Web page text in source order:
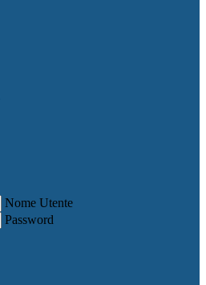
Nome Utente
Password